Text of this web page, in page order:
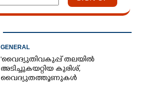
GENERAL
'വൈദ്യുതിവകുപ്പ് തലയിൽ
അടിച്ചുകയറ്റിയ കുരിശ്‌,
വൈദ്യുതത്തൂണുകൾ